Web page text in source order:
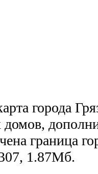
города
домов,
граница
1.87Мб.